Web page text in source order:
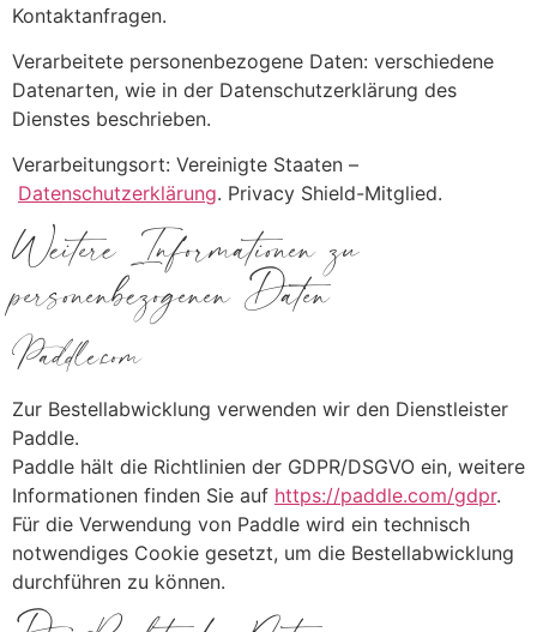
Kontaktanfragen.
Verarbeitete personenbezogene Daten: verschiedene
Datenarten, wie in der Datenschutzerklärung des
Dienstes beschrieben.
Verarbeitungsort: Vereinigte Staaten –
Datenschutzerklärung. Privacy Shield-Mitglied.
Weitere Informationen zu
personenbezogenen Daten
Paddle.com
Zur Bestellabwicklung verwenden wir den Dienstleister
Paddle.
Paddle hält die Richtlinien der GDPR/DSGVO ein, weitere
Informationen finden Sie auf https://paddle.com/gdpr.
Für die Verwendung von Paddle wird ein technisch
notwendiges Cookie gesetzt, um die Bestellabwicklung
durchführen zu können.